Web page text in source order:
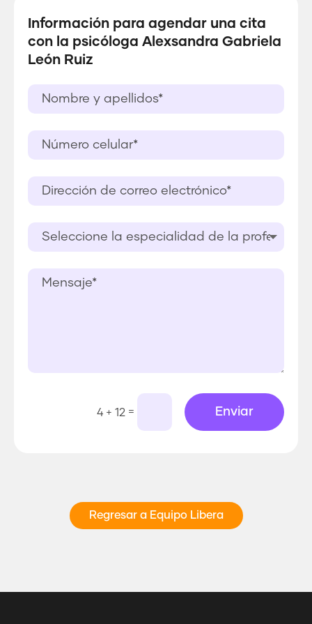
Información para agendar una cita
con la psicóloga Alexsandra Gabriela
León Ruiz
4 + 12 = Enviar
Regresar a Equipo Libera